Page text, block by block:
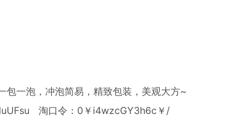
一泡，冲泡简易，精致包装，美观大方~
淘口令：0￥i4wzcGY3h6c￥/